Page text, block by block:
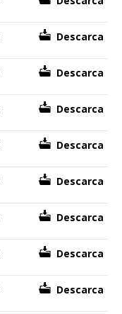
Descarca
Descarca
Descarca
Descarca
Descarca
Descarca
Descarca
Descarca